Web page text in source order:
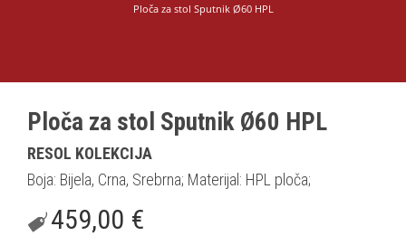
Ploča za stol Sputnik Ø60 HPL
Ploča za stol Sputnik Ø60 HPL
RESOL KOLEKCIJA
Boja: Bijela, Crna, Srebrna; Materijal: HPL ploča;
459,00 €